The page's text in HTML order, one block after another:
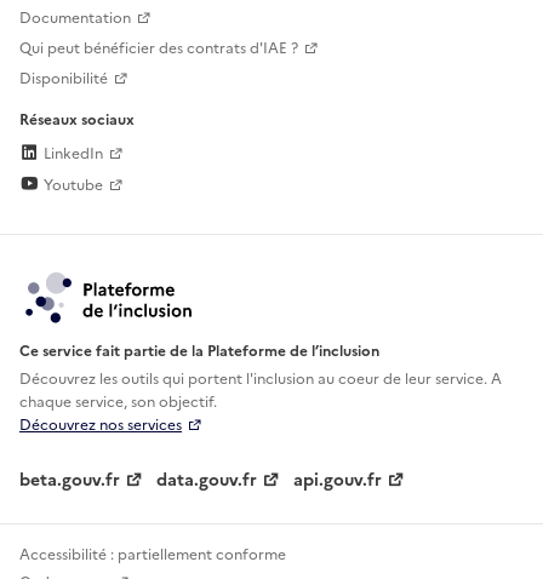
Documentation
Qui peut bénéficier des contrats d'IAE ?
Disponibilité
Réseaux sociaux
LinkedIn
Youtube
Ce service fait partie de la Plateforme de l’inclusion
Découvrez les outils qui portent l'inclusion aucoeur de leur service. A
chaque service, son objectif.
Découvrez nos services
beta.gouv.fr data.gouv.fr api.gouv.fr
Accessibilité : partiellement conforme